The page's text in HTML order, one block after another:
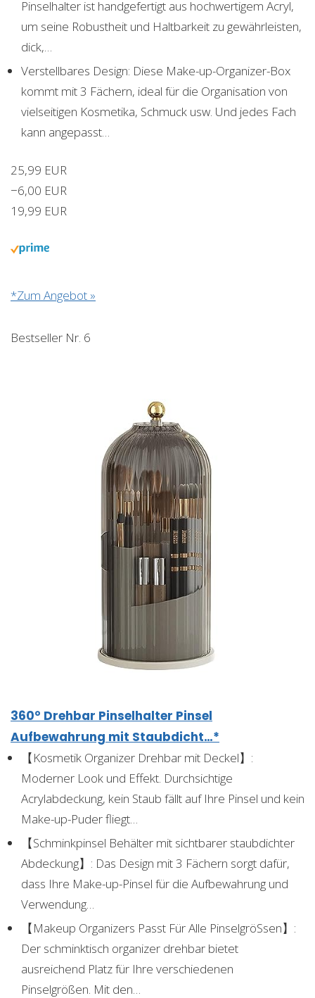
Pinselhalter ist handgefertigt aus hochwertigem Acryl,
um seine Robustheit und Haltbarkeit zu gewährleisten,
dick,…
Verstellbares Design: Diese Make-up-Organizer-Box
kommt mit 3 Fächern, ideal für die Organisation von
vielseitigen Kosmetika, Schmuck usw. Und jedes Fach
kann angepasst…
25,99 EUR
−6,00 EUR
19,99 EUR
*Zum Angebot »
Bestseller Nr. 6
360° Drehbar Pinselhalter Pinsel
Aufbewahrung mit Staubdicht…*
【Kosmetik Organizer Drehbar mit Deckel】:
Moderner Look und Effekt. Durchsichtige
Acrylabdeckung, kein Staub fällt auf Ihre Pinsel und kein
Make-up-Puder fliegt…
【Schminkpinsel Behälter mit sichtbarer staubdichter
Abdeckung】: Das Design mit 3 Fächern sorgt dafür,
dass Ihre Make-up-Pinsel für die Aufbewahrung und
Verwendung…
【Makeup Organizers Passt Für Alle PinselgröSsen】:
Der schminktisch organizer drehbar bietet
ausreichend Platz für Ihre verschiedenen
Pinselgrößen. Mit den…